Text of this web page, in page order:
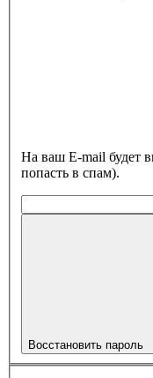
На ваш E-mail будет
попасть в спам).
Восстановить пароль